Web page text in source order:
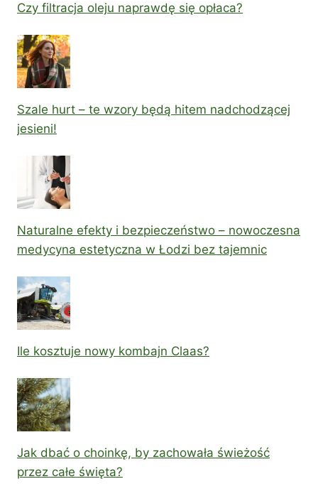
Czy filtracja oleju naprawdę się opłaca?
Szale hurt – te wzory będą hitem nadchodzącej
jesieni!
Naturalne efekty i bezpieczeństwo – nowoczesna
medycyna estetyczna w Łodzi bez tajemnic
Ile kosztuje nowy kombajn Claas?
Jak dbać o choinkę, by zachowała świeżość
przez całe święta?